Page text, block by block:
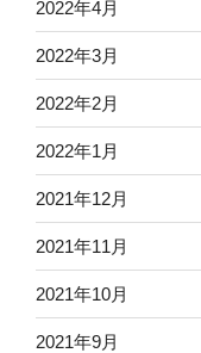
2022年4月
2022年3月
2022年2月
2022年1月
2021年12月
2021年11月
2021年10月
2021年9月